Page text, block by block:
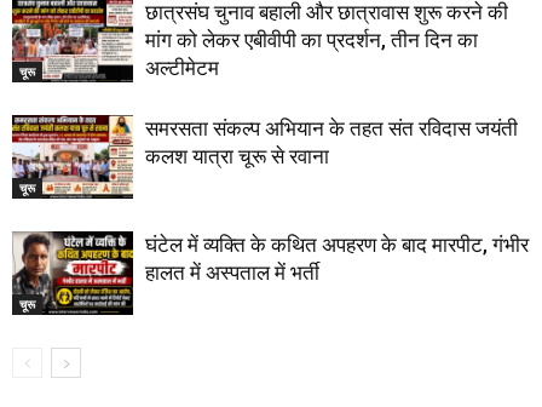
चूरू
छात्रसंघ चुनाव बहाली और छात्रावास शुरू करने की
मांग को लेकर एबीवीपी का प्रदर्शन, तीन दिन का
अल्टीमेटम
चूरू
समरसता संकल्प अभियान के तहत संत रविदास जयंती
कलश यात्रा चूरू से रवाना
चूरू
घंटेल में व्यक्ति के कथित अपहरण के बाद मारपीट, गंभीर
हालत में अस्पताल में भर्ती